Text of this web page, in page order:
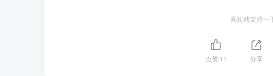
喜欢就支持一
点赞11 分享